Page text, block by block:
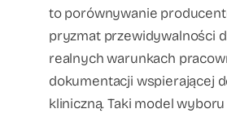
to porównywanie
pryzmat przewidywalności
realnych warunkach
dokumentacji wspierającej
kliniczną. Taki model